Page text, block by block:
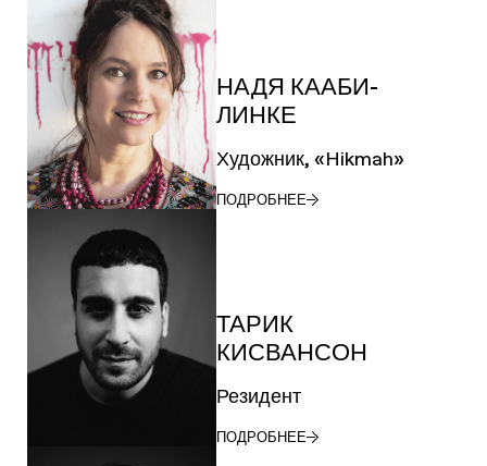
НАДЯ КААБИ-
ЛИНКЕ
Художник, «Hikmah»
ПОДРОБНЕЕ
ТАРИК
КИСВАНСОН
Резидент
ПОДРОБНЕЕ